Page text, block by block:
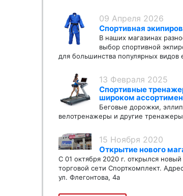
09 Апреля 2026
Спортивная
В наших магазинах
выбор спортивной
для большинства популярных видов
13 Февраля 2025
Спортивные
широком
Беговые дорожки,
велотренажеры и другие
15 Ноября 2020
Открытие нового
С 01 октября 2020 г. открылся новый
торговой сети Спорткомплект.
ул. Флегонтова, 4а